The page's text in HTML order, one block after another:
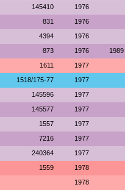
145410 1976
831 1976
4394 1976
873 1976 1989
1611 1977
1518/175-77 1977
145596 1977
145577 1977
1557 1977
7216 1977
240364 1977
1559 1978
1978